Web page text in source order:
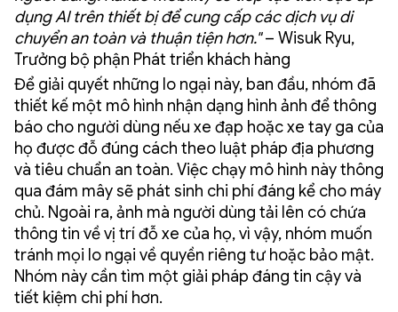
dụng AI trên thiết bị để cung cấp các dịch vụ di
chuyển an toàn và thuận tiện hơn."– Wisuk Ryu,
Trưởng bộ phận Phát triển khách hàng
Để giải quyết những lo ngại này, ban đầu, nhóm đã
thiết kế một mô hình nhận dạng hình ảnh để thông
báo cho người dùng nếu xe đạp hoặc xe tay ga của
họ được đỗ đúng cách theo luật pháp địa phương
và tiêu chuẩn an toàn. Việc chạy mô hình này thông
qua đám mây sẽ phát sinh chi phí đáng kể cho máy
chủ. Ngoài ra, ảnh mà người dùng tải lên có chứa
thông tin về vị trí đỗ xe của họ, vì vậy, nhóm muốn
tránh mọi lo ngại về quyền riêng tư hoặc bảo mật.
Nhóm này cần tìm một giải pháp đáng tin cậy và
tiết kiệm chi phí hơn.